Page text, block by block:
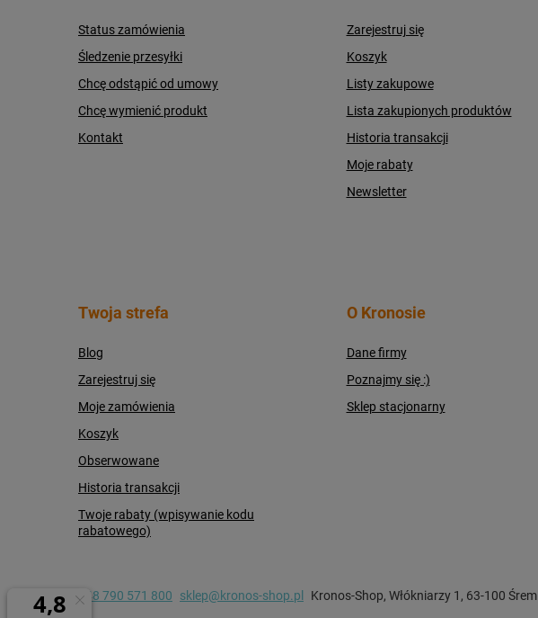
Status zamówienia
Śledzenie przesyłki
Chcę odstąpić od umowy
Chcę wymienić produkt
Kontakt
Zarejestruj się
Koszyk
Listy zakupowe
Lista zakupionych produktów
Historia transakcji
Moje rabaty
Newsletter
Twoja strefa
Blog
Zarejestruj się
Moje zamówienia
Koszyk
Obserwowane
Historia transakcji
Twoje rabaty (wpisywanie kodu
rabatowego)
O Kronosie
Dane firmy
Poznajmy się :)
Sklep stacjonarny
+48 790 571 800 sklep@kronos-shop.pl Kronos-Shop, Włókniarzy 1 , 63-100 Śrem